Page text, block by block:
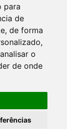
para
de
de forma
o
de onde